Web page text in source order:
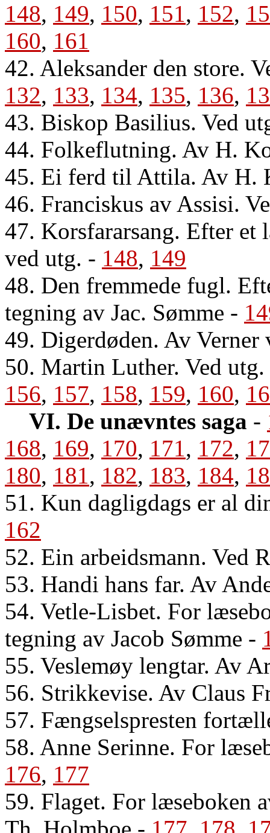
148, 149, 150, 151, 152,
160, 161
42. Aleksander den store.
132, 133, 134, 135, 136,
43. Biskop Basilius. Ved
44. Folkeflutning. Av H.
45. Ei ferd til Attila. Av H.
46. Franciskus av Assisi.
47. Korsfararsang. Efter
ved utg. - 148, 149
48. Den fremmede fugl.
tegning av Jac. Sømme -
49. Digerdøden. Av Verner
50. Martin Luther. Ved
156, 157, 158, 159, 160,
VI. De unævntes saga -
168, 169, 170, 171, 172,
180, 181, 182, 183, 184,
51. Kun dagligdags er al
162
52. Ein arbeidsmann. Ved
53. Handi hans far. Av
54. Vetle-Lisbet. For
tegning av Jacob Sømme -
55. Veslemøy lengtar. Av
56. Strikkevise. Av Claus
57. Fængselspresten
58. Anne Serinne. For
176, 177
59. Flaget. For læseboken